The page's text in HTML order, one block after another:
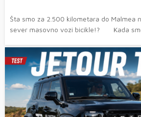
Šta smo za 2.500 kilometara do Malmea
sever masovno vozi bicikle!? Kada